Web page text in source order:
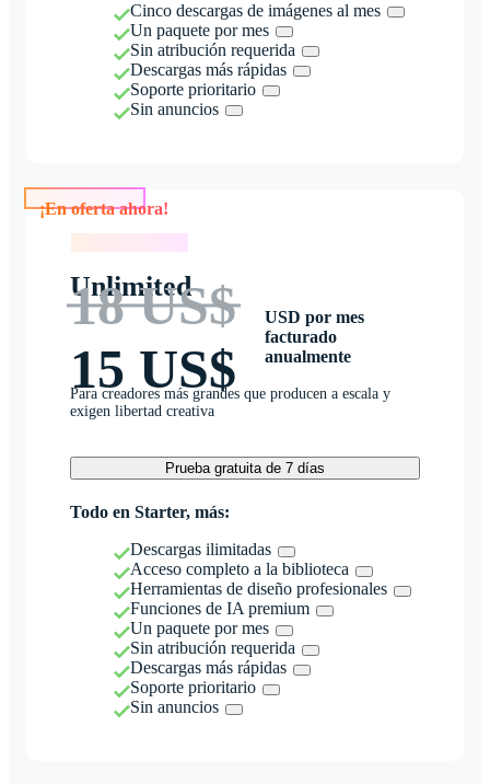
Cinco descargas de imágenes al mes
Un paquete por mes
Sin atribución requerida
Descargas más rápidas
Soporte prioritario
Sin anuncios
Unlimited
18 US$
15 US$
USD por mes
facturado
anualmente
Para creadores más grandes que producen a escala y
exigen libertad creativa
Prueba gratuita de 7 días
Todo en Starter, más:
Descargas ilimitadas
Acceso completo a la biblioteca
Herramientas de diseño profesionales
Funciones de IA premium
Un paquete por mes
Sin atribución requerida
Descargas más rápidas
Soporte prioritario
Sin anuncios